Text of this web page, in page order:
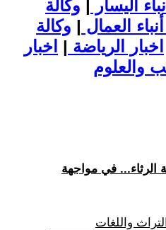
اليسار | وكالة
العمال | وكالة
اخبار الرياضة | اخبار
الرثاء... في مواجهة
واللغات